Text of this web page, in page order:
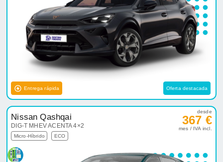
Entrega rápida Oferta destacada
Nissan Qashqai
DIG-T MHEV ACENTA 4×2
Micro-Híbrido ECO
desde
367 €
mes / IVA incl.